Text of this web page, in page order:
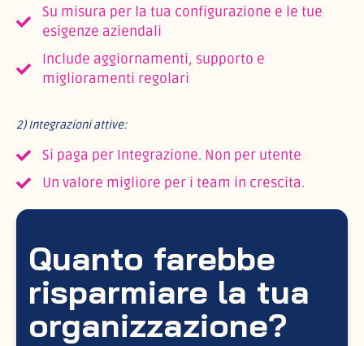
Quanto farebbe
risparmiare la tua
organizzazione?
Su misura per la tua configurazione e le tue
esigenze aziendali
Include aggiornamenti, supporto e
miglioramenti regolari
2) Integrazioni attive:
Si paga per Integrazione. Non per utente
Un valore migliore per i team in crescita.